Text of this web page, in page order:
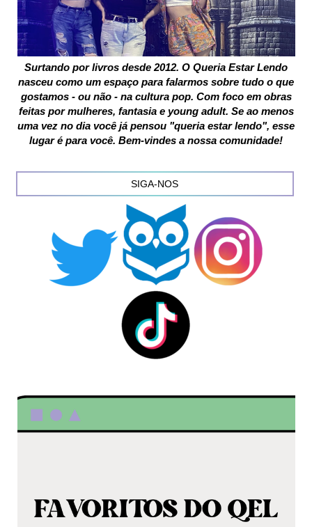
Surtando por livros desde 2012. O Queria Estar Lendo
nasceu como um espaço para falarmos sobre tudo o que
gostamos - ou não - na cultura pop. Com foco em obras
feitas por mulheres, fantasia e young adult. Se ao menos
uma vez no dia você já pensou "queria estar lendo", esse
lugar é para você. Bem-vindes a nossa comunidade!
SIGA-NOS